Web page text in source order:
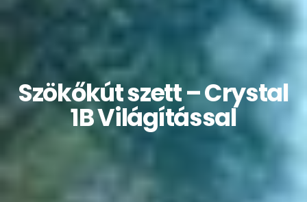
Szökőkút szett – Crystal
1B Világítással